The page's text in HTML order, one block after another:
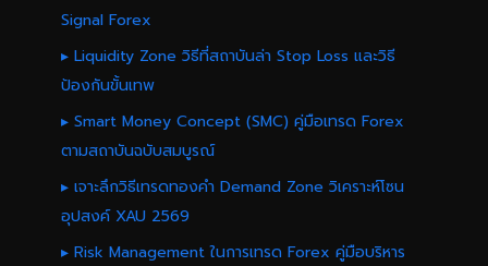
Signal Forex
▸ Liquidity Zone วิธีที่สถาบันล่า Stop Loss และวิธี
ป้องกันขั้นเทพ
▸ Smart Money Concept (SMC) คู่มือเทรด Forex
ตามสถาบันฉบับสมบูรณ์
▸ เจาะลึกวิธีเทรดทองคำ Demand Zone วิเคราะห์โซน
อุปสงค์ XAU 2569
▸ Risk Management ในการเทรด Forex คู่มือบริหาร